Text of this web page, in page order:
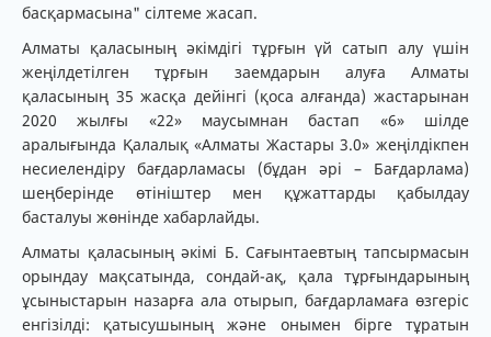
басқармасына" сілтеме жасап.
Алматы қаласының әкімдігі тұрғын үй сатып алу үшін
жеңілдетілген тұрғын заемдарын алуға Алматы
қаласының 35 жасқа дейінгі (қоса алғанда) жастарынан
2020 жылғы «22» маусымнан бастап «6» шілде
аралығында Қалалық «Алматы Жастары 3.0» жеңілдікпен
несиелендіру бағдарламасы (бұдан әрі – Бағдарлама)
шеңберінде өтініштер мен құжаттарды қабылдау
басталуы жөнінде хабарлайды.
Алматы қаласының әкімі Б. Сағынтаевтың тапсырмасын
орындау мақсатында, сондай-ақ, қала тұрғындарының
ұсыныстарын назарға ала отырып, бағдарламаға өзгеріс
енгізілді: қатысушының және онымен бірге тұратын